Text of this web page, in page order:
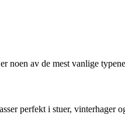
noen av de mest vanlige
perfekt i stuer,